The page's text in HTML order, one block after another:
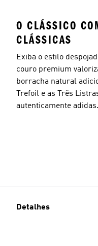
O CLÁSSICO
CLÁSSICAS
Exiba o estilo
couro premium
borracha natural
Trefoil e as Três
autenticamente adidas.
Detalhes